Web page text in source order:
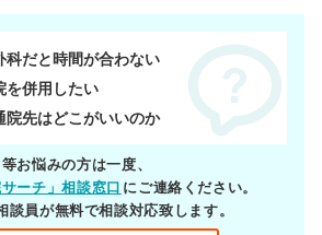
科だと時間が合わない
を併用したい
院先はどこがいいのか
等お悩みの方は一度、
ーチ」相談窓口 にご連絡ください。
談員が無料で相談対応致します。